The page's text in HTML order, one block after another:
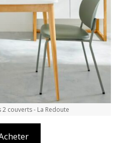
couverts - La Redoute